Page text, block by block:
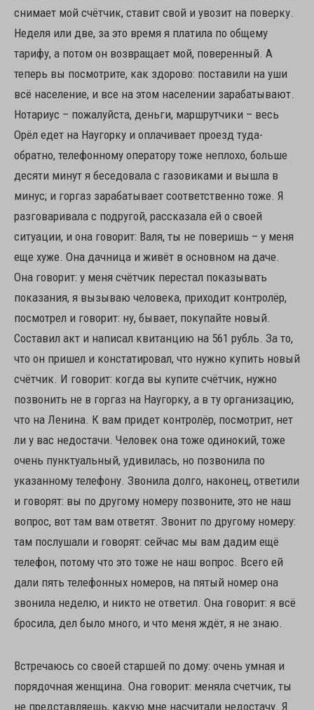
снимает мой счётчик, ставит свой и увозит на поверку.
Неделя или две, за это время я платила по общему
тарифу, а потом он возвращает мой, поверенный. А
теперь вы посмотрите, как здорово: поставили на уши
всё население, и все на этом населении зарабатывают.
Нотариус – пожалуйста, деньги, маршрутчики – весь
Орёл едет на Наугорку и оплачивает проезд туда-
обратно, телефонному оператору тоже неплохо, больше
десяти минут я беседовала с газовиками и вышла в
минус; и горгаз зарабатывает соответственно тоже. Я
разговаривала с подругой, рассказала ей о своей
ситуации, и она говорит: Валя, ты не поверишь – у меня
еще хуже. Она дачница и живёт в основном на даче.
Она говорит: у меня счётчик перестал показывать
показания, я вызываю человека, приходит контролёр,
посмотрел и говорит: ну, бывает, покупайте новый.
Составил акт и написал квитанцию на 561 рубль. За то,
что он пришел и констатировал, что нужно купить новый
счётчик. И говорит: когда вы купите счётчик, нужно
позвонить не в горгаз на Наугорку, а в ту организацию,
что на Ленина. К вам придет контролёр, посмотрит, нет
ли у вас недостачи. Человек она тоже одинокий, тоже
очень пунктуальный, удивилась, но позвонила по
указанному телефону. Звонила долго, наконец, ответили
и говорят: вы по другому номеру позвоните, это не наш
вопрос, вот там вам ответят. Звонит по другому номеру:
там послушали и говорят: сейчас мы вам дадим ещё
телефон, потому что это тоже не наш вопрос. Всего ей
дали пять телефонных номеров, на пятый номер она
звонила неделю, и никто не ответил. Она говорит: я всё
бросила, дел было много, и что меня ждёт, я не знаю.
Встречаюсь со своей старшей по дому: очень умная и
порядочная женщина. Она говорит: меняла счетчик, ты
не представляешь, какую мне насчитали недостачу. Я